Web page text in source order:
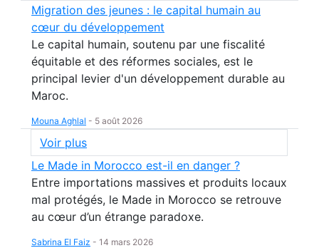
Migration des jeunes : le capital humain au
cœur du développement
Le capital humain, soutenu par une fiscalité
équitable et des réformes sociales, est le
principal levier d'un développement durable au
Maroc.
Mouna Aghlal - 5 août 2026
Voir plus
Le Made in Morocco est-il en danger ?
Entre importations massives et produits locaux
mal protégés, le Made in Morocco se retrouve
au cœur d’un étrange paradoxe.
Sabrina El Faiz - 14 mars 2026